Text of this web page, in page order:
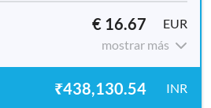
€ 16.67
EUR
mostrar más
₹438,130.54 INR